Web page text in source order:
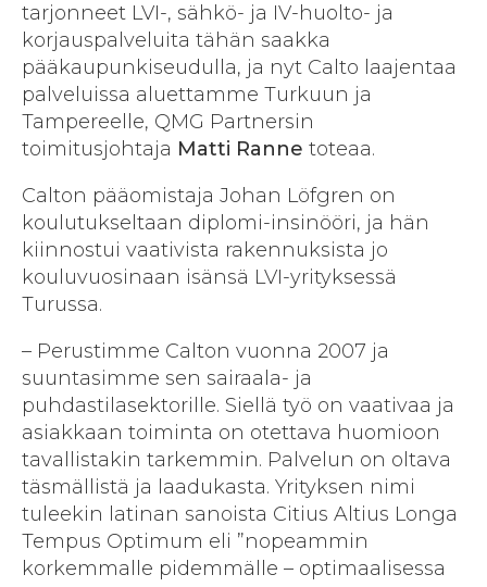
tarjonneet LVI-, sähkö- ja IV-huolto- ja
korjauspalveluita tähän saakka
pääkaupunkiseudulla, ja nyt Calto laajentaa
palveluissa aluettamme Turkuun ja
Tampereelle, QMG Partnersin
toimitusjohtaja Matti Ranne toteaa.
Calton pääomistaja Johan Löfgren on
koulutukseltaan diplomi-insinööri, ja hän
kiinnostui vaativista rakennuksista jo
kouluvuosinaan isänsä LVI-yrityksessä
Turussa.
– Perustimme Calton vuonna 2007 ja
suuntasimme sen sairaala- ja
puhdastilasektorille. Siellä työ on vaativaa ja
asiakkaan toiminta on otettava huomioon
tavallistakin tarkemmin. Palvelun on oltava
täsmällistä ja laadukasta. Yrityksen nimi
tuleekin latinan sanoista Citius Altius Longa
Tempus Optimum eli ”nopeammin
korkemmalle pidemmälle – optimaalisessa